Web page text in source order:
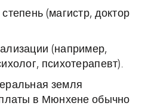
(магистр, доктор
(например,
психотерапевт).
земля
в Мюнхене обычно